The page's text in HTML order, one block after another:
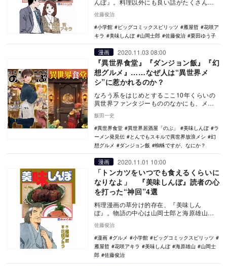
んぼ』。料理以外にも良い話がたくさんあ
るが、時折描かれるラブストーリーも評価
が高い。 …
佐藤俊治
小学館
ビッグコミックスピリッツ 雁屋哲
花咲ア
キラ
美味しんぼ 山岡士郎 佐藤俊治 栗田ゆう子
漫画 2020.11.03 08:00
『異世界食堂』『ダンジョン飯』『幻
想グルメ』……なぜ人は“異世界メ
シ”に惹かれるのか？
なろう系をはじめとするここ10年くらいの
異世界ファンタジーもののなかにも、メ
れらを読ん…
飯田一史
異世界食堂
異世界居酒屋「のぶ」 美味しんぼ
ラ
ーメン発見伝
とんでもスキルで異世界放浪メシ
幻
想グルメ
ダンジョン飯 蜘蛛ですが、なにか？
漫画 2020.11.01 10:00
「トンカツをいつでも食えるくらいに
なりなよ」 『美味しんぼ』読者の心
を打った“神回”4選
料理漫画の草分け的存在、『美味しん
ぼ』。物語の中心は山岡士郎と海原雄山の
対立、そして「究極対至高」の対決だが、
それ以外の話も充実…
佐藤俊治
漫画
グルメ 小学館
ビッグコミックスピリッツ
雁屋哲
花咲アキラ 美味しんぼ 海原雄山
山岡士
郎
佐藤俊治